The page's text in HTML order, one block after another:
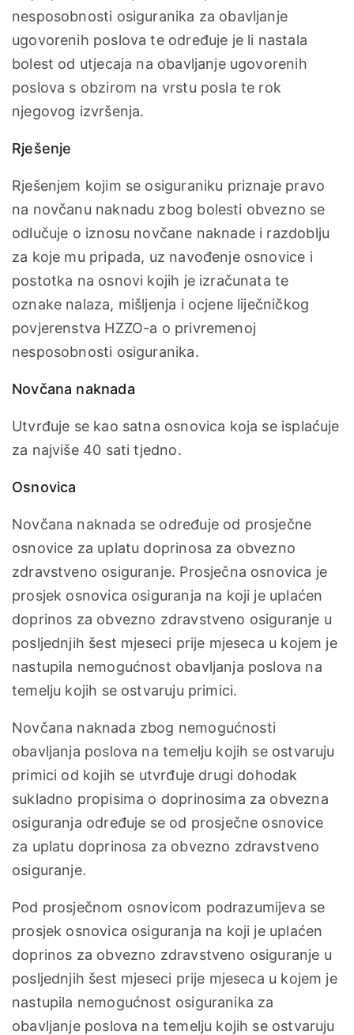
nesposobnosti osiguranika za obavljanje
ugovorenih poslova te određuje je li nastala
bolest od utjecaja na obavljanje ugovorenih
poslova s obzirom na vrstu posla te rok
njegovog izvršenja.
Rješenje
Rješenjem kojim se osiguraniku priznaje pravo
na novčanu naknadu zbog bolesti obvezno se
odlučuje o iznosu novčane naknade i razdoblju
za koje mu pripada, uz navođenje osnovice i
postotka na osnovi kojih je izračunata te
oznake nalaza, mišljenja i ocjene liječničkog
povjerenstva HZZO-a o privremenoj
nesposobnosti osiguranika.
Novčana naknada
Utvrđuje se kao satna osnovica koja se isplaćuje
za najviše 40 sati tjedno.
Osnovica
Novčana naknada se određuje od prosječne
osnovice za uplatu doprinosa za obvezno
zdravstveno osiguranje. Prosječna osnovica je
prosjek osnovica osiguranja na koji je uplaćen
doprinos za obvezno zdravstveno osiguranje u
posljednjih šest mjeseci prije mjeseca u kojem je
nastupila nemogućnost obavljanja poslova na
temelju kojih se ostvaruju primici.
Novčana naknada zbog nemogućnosti
obavljanja poslova na temelju kojih se ostvaruju
primici od kojih se utvrđuje drugi dohodak
sukladno propisima o doprinosima za obvezna
osiguranja određuje se od prosječne osnovice
za uplatu doprinosa za obvezno zdravstveno
osiguranje.
Pod prosječnom osnovicom podrazumijeva se
prosjek osnovica osiguranja na koji je uplaćen
doprinos za obvezno zdravstveno osiguranje u
posljednjih šest mjeseci prije mjeseca u kojem je
nastupila nemogućnost osiguranika za
obavljanje poslova na temelju kojih se ostvaruju